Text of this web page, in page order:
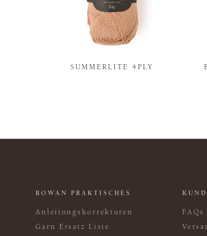
SUMMERLITE 4PLY
ROWAN PRAKTISCHES
Anleitungskorrekturen
Garn Ersatz Liste
FAQs